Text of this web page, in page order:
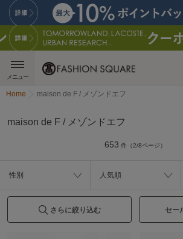
メニュー
Home maison de F / メゾンドエフ
maison de F / メゾンドエフ
653 件（2/8ページ）
性別 人気順
さらに絞り込む セー